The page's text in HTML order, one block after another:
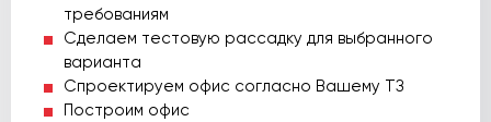
требованиям
Сделаем тестовую рассадку для выбранного
варианта
Спроектируем офис согласно Вашему ТЗ
Построим офис